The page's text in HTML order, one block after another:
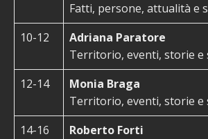
Fatti, persone, attualità e
10-12
Adriana Paratore
Territorio, eventi, storie e
12-14
Monia Braga
Territorio, eventi, storie e
14-16
Roberto Forti